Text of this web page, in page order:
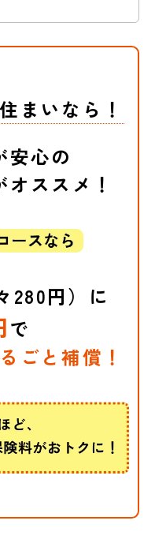
手側と解決に
スです。
受けできない場
り（普通保険約
ださい。
ちら
能です。お申込
お選びいただけ
してご契約の
償事故解決特
できる
内容
、弁護士に
らえず、弁
ケガをした
にも応じて
能か弁護士
ちら
補償
まいなら！
安心の
オススメ！
280円）に
で
ごと補償！